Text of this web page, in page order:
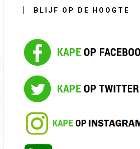
BLIJF OP DE HOOGTE